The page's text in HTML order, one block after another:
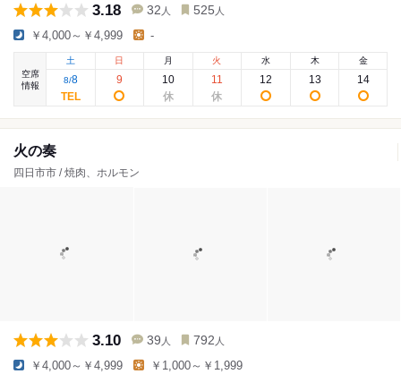
3.18 32 人 525 人
￥4,000～￥4,999 -
空席
情報
土
8/8
日
9
月
10
火
11
水
12
木
13
金
14
火の奏
四日市市 / 焼肉、ホルモン
3.10 39 人 792 人
￥4,000～￥4,999 ￥1,000～￥1,999